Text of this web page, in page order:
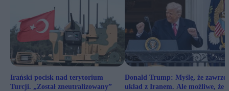
Irański pocisk nad terytorium
Turcji. „Został zneutralizowany”
Donald Trump: Myślę, że
układ z Iranem. Ale możliwe, że